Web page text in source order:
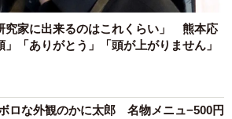
究家に出来るのはこれくらい」 熊本応
「ありがとう」「頭が上がりません」
ロな外観のかに太郎 名物メニュ−500円